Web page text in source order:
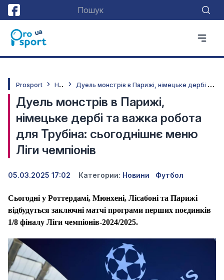
Prosport Н
овини Д
уель монстрів в Парижі, німецьке дербі та важка робота для Трубіна: сьогоднішнє меню Ліги чемпіонів
Дуель монстрів в Парижі,
німецьке дербі та важка робота
для Трубіна: сьогоднішнє меню
Ліги чемпіонів
05.03.2025 17:02 Категории: Новини Футбол
Сьогодні у Роттердамі, Мюнхені, Лісабоні та Парижі
відбудуться заключні матчі програми перших поєдинків
1/8 фіналу Ліги чемпіонів-2024/2025.